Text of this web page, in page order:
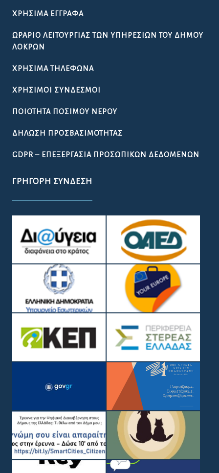
ΧΡΉΣΙΜΑ ΈΓΓΡΑΦΑ
ΩΡΆΡΙΟ ΛΕΙΤΟΥΡΓΊΑΣ ΤΩΝ ΥΠΗΡΕΣΙΏΝ ΤΟΥ ΔΉΜΟΥ
ΛΟΚΡΏΝ
ΧΡΉΣΙΜΑ ΤΗΛΈΦΩΝΑ
ΧΡΉΣΙΜΟΙ ΣΎΝΔΕΣΜΟΙ
ΠΟΙΌΤΗΤΑ ΠΌΣΙΜΟΥ ΝΕΡΟΎ
ΔΉΛΩΣΗ ΠΡΟΣΒΑΣΙΜΌΤΗΤΑΣ
GDPR – ΕΠΕΞΕΡΓΑΣΙΑ ΠΡΟΣΩΠΙΚΩΝ ΔΕΔΟΜΕΝΩΝ
ΓΡΉΓΟΡΗ ΣΎΝΔΕΣΗ